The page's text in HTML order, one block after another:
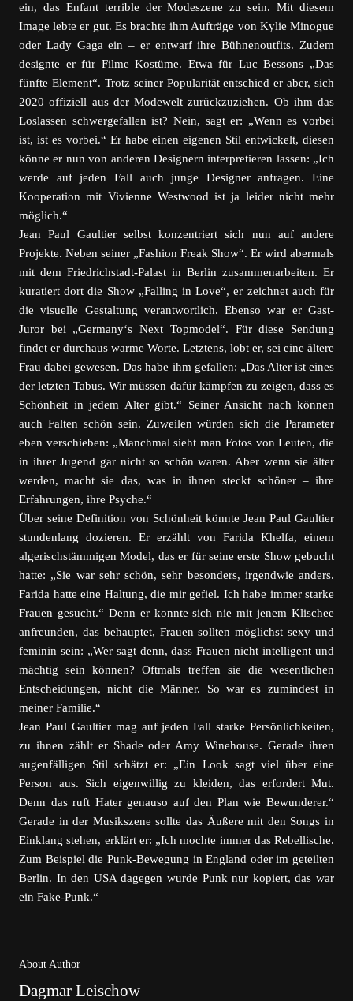
ein, das Enfant terrible der Modeszene zu sein. Mit diesem
Image lebte er gut. Es brachte ihm Aufträge von Kylie Minogue
oder Lady Gaga ein – er entwarf ihre Bühnenoutfits. Zudem
designte er für Filme Kostüme. Etwa für Luc Bessons „Das
fünfte Element“. Trotz seiner Popularität entschied er aber, sich
2020 offiziell aus der Modewelt zurückzuziehen. Ob ihm das
Loslassen schwergefallen ist? Nein, sagt er: „Wenn es vorbei
ist, ist es vorbei.“ Er habe einen eigenen Stil entwickelt, diesen
könne er nun von anderen Designern interpretieren lassen: „Ich
werde auf jeden Fall auch junge Designer anfragen. Eine
Kooperation mit Vivienne Westwood ist ja leider nicht mehr
möglich.“
Jean Paul Gaultier selbst konzentriert sich nun auf andere
Projekte. Neben seiner „Fashion Freak Show“. Er wird abermals
mit dem Friedrichstadt-Palast in Berlin zusammenarbeiten. Er
kuratiert dort die Show „Falling in Love“, er zeichnet auch für
die visuelle Gestaltung verantwortlich. Ebenso war er Gast-
Juror bei „Germany‘s Next Topmodel“. Für diese Sendung
findet er durchaus warme Worte. Letztens, lobt er, sei eine ältere
Frau dabei gewesen. Das habe ihm gefallen: „Das Alter ist eines
der letzten Tabus. Wir müssen dafür kämpfen zu zeigen, dass es
Schönheit in jedem Alter gibt.“ Seiner Ansicht nach können
auch Falten schön sein. Zuweilen würden sich die Parameter
eben verschieben: „Manchmal sieht man Fotos von Leuten, die
in ihrer Jugend gar nicht so schön waren. Aber wenn sie älter
werden, macht sie das, was in ihnen steckt schöner – ihre
Erfahrungen, ihre Psyche.“
Über seine Definition von Schönheit könnte Jean Paul Gaultier
stundenlang dozieren. Er erzählt von Farida Khelfa, einem
algerischstämmigen Model, das er für seine erste Show gebucht
hatte: „Sie war sehr schön, sehr besonders, irgendwie anders.
Farida hatte eine Haltung, die mir gefiel. Ich habe immer starke
Frauen gesucht.“ Denn er konnte sich nie mit jenem Klischee
anfreunden, das behauptet, Frauen sollten möglichst sexy und
feminin sein: „Wer sagt denn, dass Frauen nicht intelligent und
mächtig sein können? Oftmals treffen sie die wesentlichen
Entscheidungen, nicht die Männer. So war es zumindest in
meiner Familie.“
Jean Paul Gaultier mag auf jeden Fall starke Persönlichkeiten,
zu ihnen zählt er Shade oder Amy Winehouse. Gerade ihren
augenfälligen Stil schätzt er: „Ein Look sagt viel über eine
Person aus. Sich eigenwillig zu kleiden, das erfordert Mut.
Denn das ruft Hater genauso auf den Plan wie Bewunderer.“
Gerade in der Musikszene sollte das Äußere mit den Songs in
Einklang stehen, erklärt er: „Ich mochte immer das Rebellische.
Zum Beispiel die Punk-Bewegung in England oder im geteilten
Berlin. In den USA dagegen wurde Punk nur kopiert, das war
ein Fake-Punk.“
About Author
Dagmar Leischow